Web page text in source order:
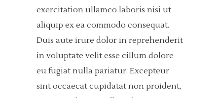
exercitation ullamco laboris nisi ut
aliquip ex ea commodo consequat.
Duis aute irure dolor in reprehenderit
in voluptate velit esse cillum dolore
eu fugiat nulla pariatur. Excepteur
sint occaecat cupidatat non proident,